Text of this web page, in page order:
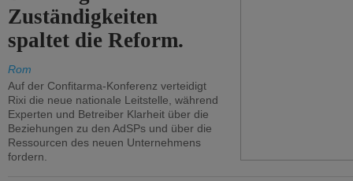
Zuständigkeiten
spaltet die Reform.
Rom
Auf der Confitarma-Konferenz verteidigt
Rixi die neue nationale Leitstelle, während
Experten und Betreiber Klarheit über die
Beziehungen zu den AdSPs und über die
Ressourcen des neuen Unternehmens
fordern.